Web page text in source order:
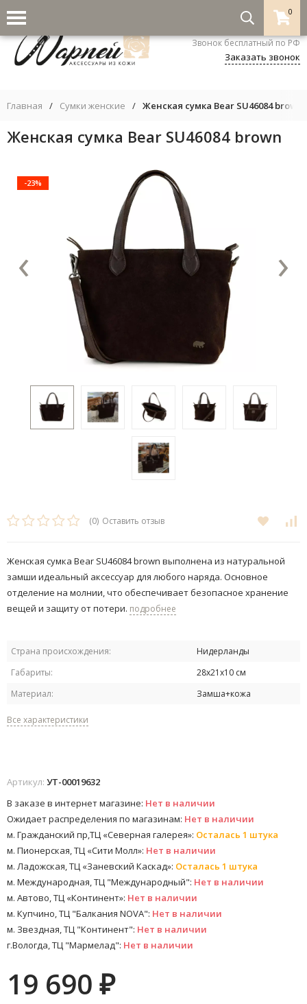
0
8-800-333-5530
Звонок бесплатный по РФ
Заказать звонок
Главная / Сумки женские / Женская сумка Bear SU46084 brown
Женская сумка Bear SU46084 brown
-23%
‹ ›
(0) Оставить отзыв
Женская сумка Bear SU46084 brown выполнена из натуральной
замши идеальный аксессуар для любого наряда. Основное
отделение на молнии, что обеспечивает безопасное хранение
вещей и защиту от потери. подробнее
Страна происхождения:
Нидерланды
Габариты:
28х21х10 см
Материал:
Замша+кожа
Все характеристики
Артикул: УТ-00019632
В заказе в интернет магазине: Нет в наличии
Ожидает распределения по магазинам: Нет в наличии
м. Гражданский пр,ТЦ «Северная галерея»: Осталась 1 штука
м. Пионерская, ТЦ «Сити Молл»: Нет в наличии
м. Ладожская, ТЦ «Заневский Каскад»: Осталась 1 штука
м. Международная, ТЦ "Международный": Нет в наличии
м. Автово, ТЦ «Континент»: Нет в наличии
м. Купчино, ТЦ "Балкания NOVA": Нет в наличии
м. Звездная, ТЦ "Континент": Нет в наличии
г.Вологда, ТЦ "Мармелад": Нет в наличии
19 690 ₽